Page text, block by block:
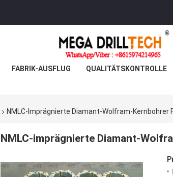
FABRIK-AUSFLUG QUALITÄTSKONTROLLE
NMLC-Imprägnierte Diamant-Wolfram-Kernbohrer
NMLC-imprägnierte Diamant-